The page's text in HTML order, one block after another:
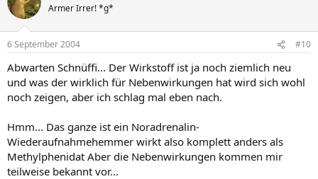
Armer Irrer! *g*
6 September 2004 #10
Abwarten Schnüffi... Der Wirkstoff ist ja noch ziemlich neu
und was der wirklich für Nebenwirkungen hat wird sich wohl
noch zeigen, aber ich schlag mal eben nach.
Hmm... Das ganze ist ein Noradrenalin-
Wiederaufnahmehemmer wirkt also komplett anders als
Methylphenidat Aber die Nebenwirkungen kommen mir
teilweise bekannt vor...